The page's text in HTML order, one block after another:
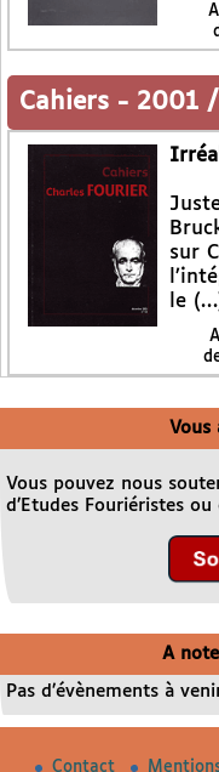
Cahiers - 2001
sur
le
Vous
Vous pouvez nous
d’Etudes Fouriéristes
A
Pas d’évènements à
Contact